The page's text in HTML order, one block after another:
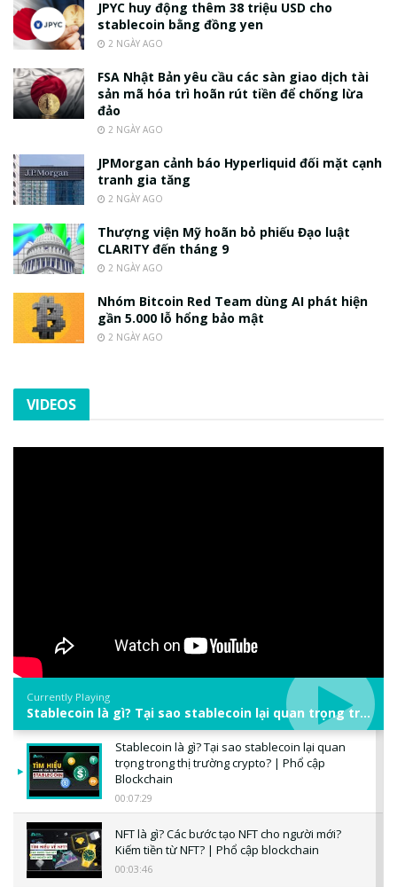
JPYC huy động thêm 38 triệu USD cho
stablecoin bằng đồng yen
2 NGÀY AGO
FSA Nhật Bản yêu cầu các sàn giao dịch tài
sản mã hóa trì hoãn rút tiền để chống lừa
đảo
2 NGÀY AGO
JPMorgan cảnh báo Hyperliquid đối mặt cạnh
tranh gia tăng
2 NGÀY AGO
Thượng viện Mỹ hoãn bỏ phiếu Đạo luật
CLARITY đến tháng 9
2 NGÀY AGO
Nhóm Bitcoin Red Team dùng AI phát hiện
gần 5.000 lỗ hổng bảo mật
2 NGÀY AGO
VIDEOS
Currently Playing
Stablecoin là gì? Tại sao stablecoin lại quan trọng trong thị trường crypto? | Phổ cập Blockchain
Stablecoin là gì? Tại sao stablecoin lại quan
trọng trong thị trường crypto? | Phổ cập
Blockchain
00:07:29
NFT là gì? Các bước tạo NFT cho người mới?
Kiếm tiền từ NFT? | Phổ cập blockchain
00:03:46